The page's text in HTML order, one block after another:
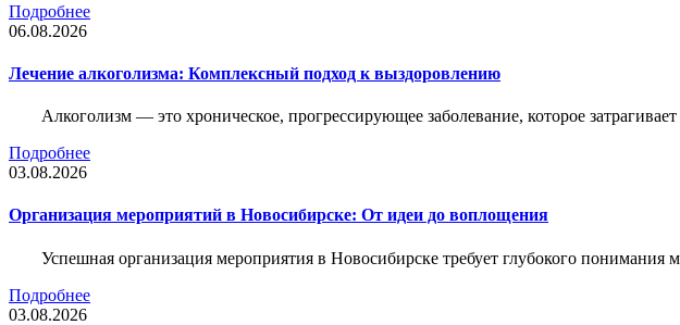
Подробнее
06.08.2026
Лечение алкоголизма: Комплексный подход к выздоровлению
Алкоголизм — это хроническое, прогрессирующее заболевание, которое
Подробнее
03.08.2026
Организация мероприятий в Новосибирске: От идеи до воплощения
Успешная организация мероприятия в Новосибирске требует глубокого
Подробнее
03.08.2026